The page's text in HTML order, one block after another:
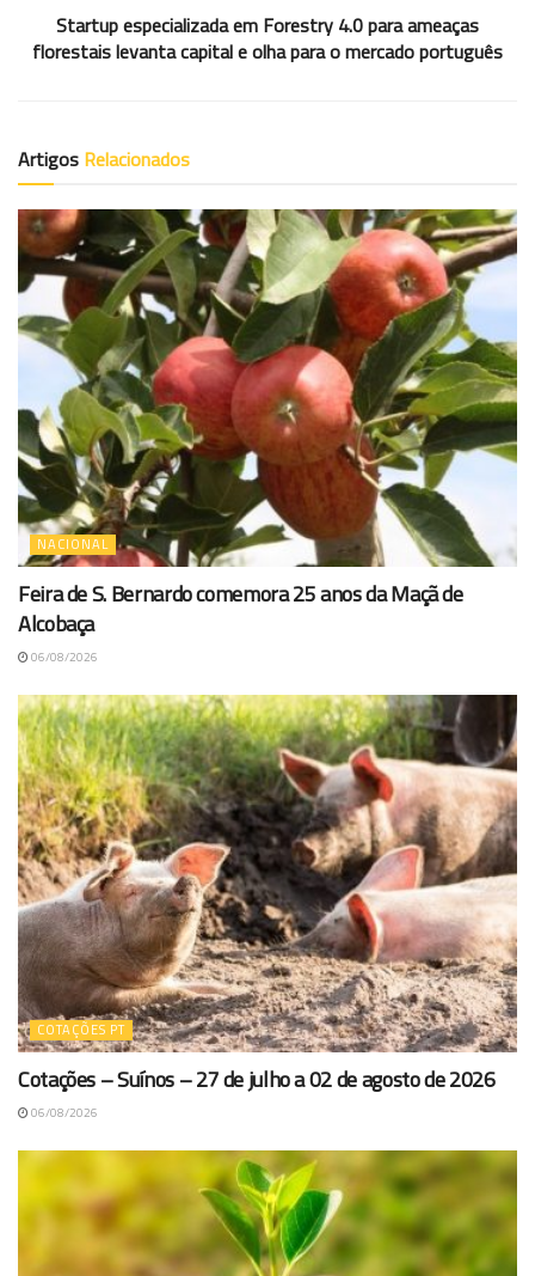
Startup especializada em Forestry 4.0 para ameaças
florestais levanta capital e olha para o mercado português
Artigos Relacionados
NACIONAL
Feira de S. Bernardo comemora 25 anos da Maçã de
Alcobaça
06/08/2026
COTAÇÕES PT
Cotações – Suínos – 27 de julho a 02 de agosto de 2026
06/08/2026